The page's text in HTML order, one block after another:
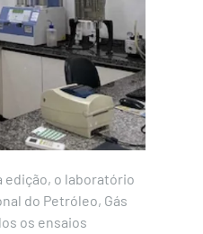
edição, o laboratório
do Petróleo, Gás
os ensaios